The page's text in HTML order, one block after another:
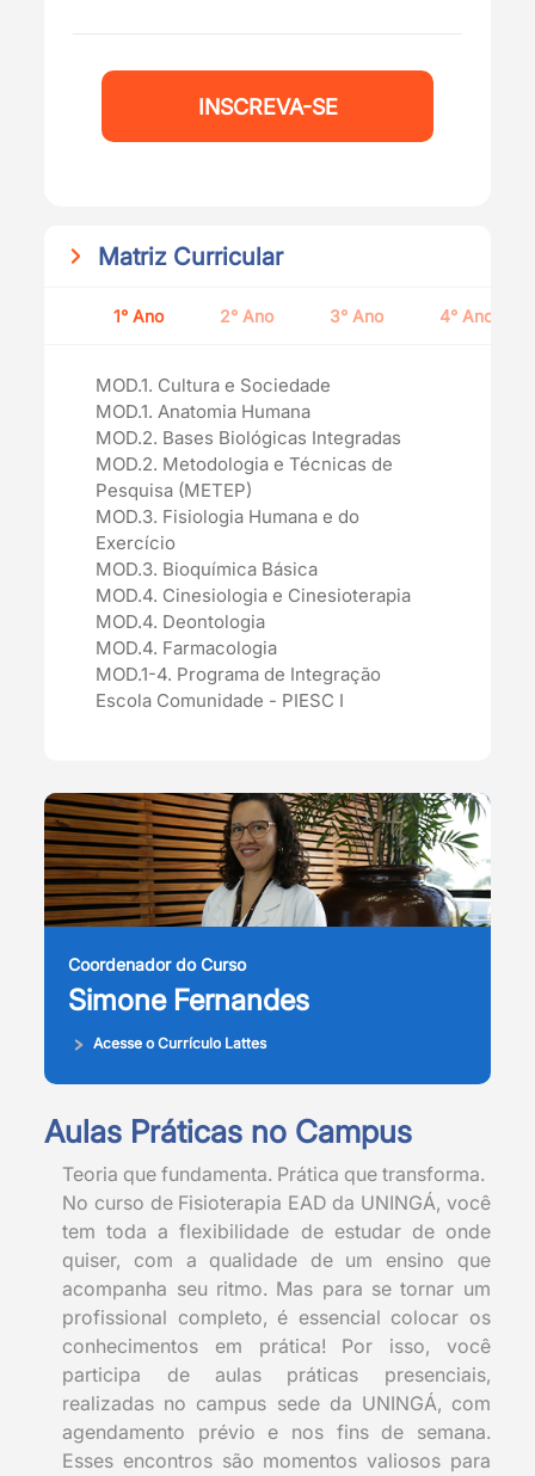
INSCREVA-SE
Matriz Curricular
1° Ano 2° Ano 3° Ano 4° Ano
MOD.1. Cultura e Sociedade
MOD.1. Anatomia Humana
MOD.2. Bases Biológicas Integradas
MOD.2. Metodologia e Técnicas de
Pesquisa (METEP)
MOD.3. Fisiologia Humana e do
Exercício
MOD.3. Bioquímica Básica
MOD.4. Cinesiologia e Cinesioterapia
MOD.4. Deontologia
MOD.4. Farmacologia
MOD.1-4. Programa de Integração
Escola Comunidade - PIESC I
Coordenador do Curso
Simone Fernandes
Acesse o Currículo Lattes
Aulas Práticas no Campus
Teoria que fundamenta. Prática que transforma.
No curso de Fisioterapia EAD da UNINGÁ, você
tem toda a flexibilidade de estudar de onde
quiser, com a qualidade de um ensino que
acompanha seu ritmo. Mas para se tornar um
profissional completo, é essencial colocar os
conhecimentos em prática! Por isso, você
participa de aulas práticas presenciais,
realizadas no campus sede da UNINGÁ, com
agendamento prévio e nos fins de semana.
Esses encontros são momentos valiosos para